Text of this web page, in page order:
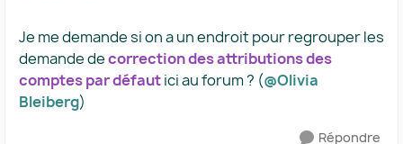
Je me demande si on a un endroit pour regrouper les
demande decorrection des attributions des
comptes par défautici au forum ? (​@Olivia
Bleiberg)
Répondre